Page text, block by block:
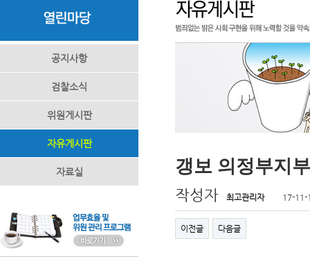
공지사항
검찰소식
위원게시판
자유게시판
자료실 갱보 의정부지
작성자 최고관리자 17-11-
이전글 다음글